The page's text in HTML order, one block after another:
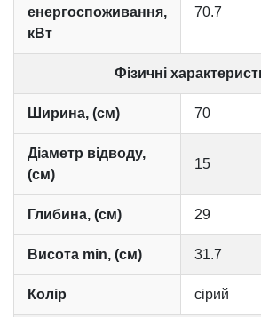
енергоспоживання,
кВт
70.7
Фізичні
Ширина, (см) 70
Діаметр відводу,
(см)
15
Глибина, (см) 29
Висота min, (см) 31.7
Колір сірий